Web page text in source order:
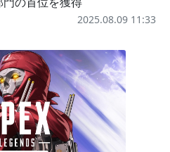
2025.08.09 11:33